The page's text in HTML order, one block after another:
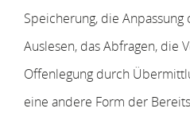
Speicherung, die
Auslesen, das Abfragen, die
Offenlegung durch
eine andere Form der